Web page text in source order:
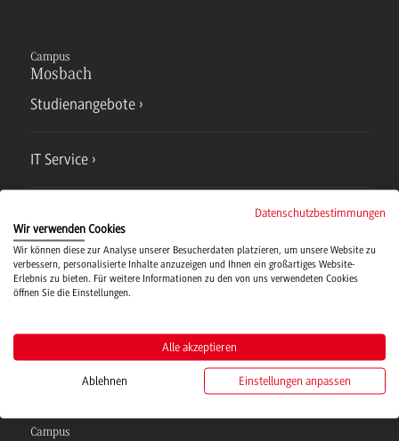
Campus
Mosbach
Studienangebote
IT Service
Hochschulsport
Campus
Datenschutzbestimmungen
Wir verwenden Cookies
Wir können diese zur Analyse unserer Besucherdaten platzieren, um unsere Website zu
verbessern, personalisierte Inhalte anzuzeigen und Ihnen ein großartiges Website-
Erlebnis zu bieten. Für weitere Informationen zu den von uns verwendeten Cookies
öffnen Sie die Einstellungen.
Alle akzeptieren
Ablehnen Einstellungen anpassen